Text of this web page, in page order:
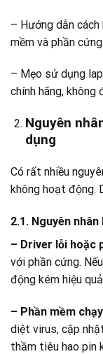
– Hướng dẫn
mềm và phần cứng.
– Mẹo sử dụng
chính hãng,
Nguyên
dụng
Có rất nhiều
không hoạt động.
2.1. Nguyên
– Driver lỗi hoặc
với phần cứng.
động kém hiệu
– Phần mềm
diệt virus, cập
thầm tiêu hao pin